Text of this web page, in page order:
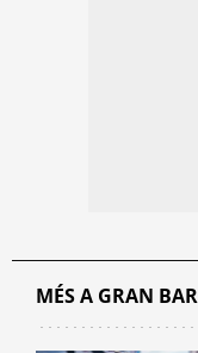
MÉS A GRAN